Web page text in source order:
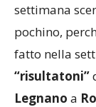
settimana
pochino,
fatto nella
“risultatoni”
Legnano a